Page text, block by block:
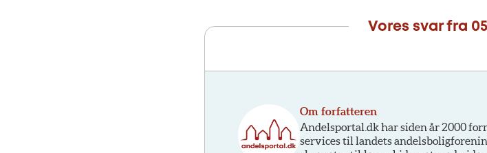
Vores svar fra
Om forfatteren
Andelsportal.dk har siden år 2000
services til landets